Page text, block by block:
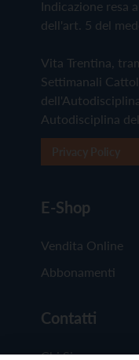
Indicazione resa
dell'art. 5 del
Vita Trentina,
Settimanali
Autodisciplina
E-Shop
Vendita Online
Abbonamenti
Contatti
Chi Siamo